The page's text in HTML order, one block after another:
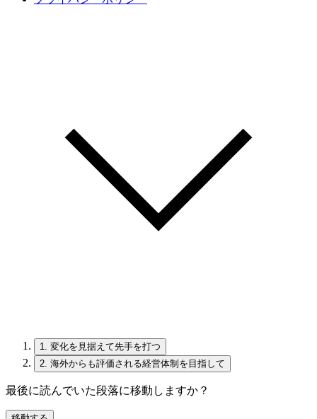
1.
変化を見据えて先手を打つ
2. 海外からも評価される経営体制を目指して
最後に読んでいた段落に移動しますか？